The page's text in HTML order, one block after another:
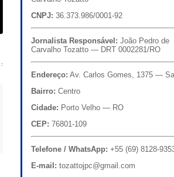
CNPJ: 36.373.986/0001-92
Jornalista Responsável: João Pedro de
Carvalho Tozatto — DRT 0002281/RO
Endereço: Av. Carlos Gomes, 1375 —
Bairro: Centro
Cidade: Porto Velho — RO
CEP: 76801-109
Telefone / WhatsApp: +55 (69) 8128-
E-mail: tozattojpc@gmail.com